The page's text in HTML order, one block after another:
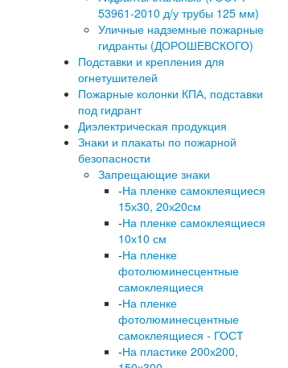
53961-2010 д/у трубы 125 мм)
Уличные надземные пожарные
гидранты (ДОРОШЕВСКОГО)
Подставки и крепления для
огнетушителей
Пожарные колонки КПА, подставки
под гидрант
Диэлектрическая продукция
Знаки и плакаты по пожарной
безопасности
Запрещающие знаки
-На пленке самоклеящиеся
15х30, 20х20см
-На пленке самоклеящиеся
10х10 см
-На пленке
фотолюминесцентные
самоклеящиеся
-На пленке
фотолюминесцентные
самоклеящиеся - ГОСТ
-На пластике 200х200,